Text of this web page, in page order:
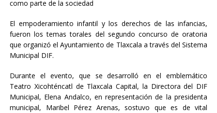
como parte de la sociedad
El empoderamiento infantil y los derechos de las infancias,
fueron los temas torales del segundo concurso de oratoria
que organizó el Ayuntamiento de Tlaxcala a través del Sistema
Municipal DIF.
Durante el evento, que se desarrolló en el emblemático
Teatro Xicohténcatl de Tlaxcala Capital, la Directora del DIF
Municipal, Elena Andalco, en representación de la presidenta
municipal, Maribel Pérez Arenas, sostuvo que es de vital